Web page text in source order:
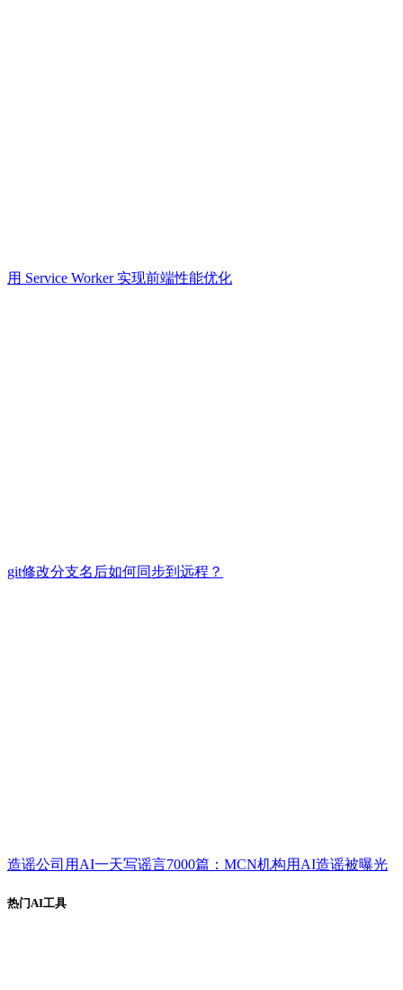
用 Service Worker 实现前端性能优化
git修改分支名后如何同步到远程？
造谣公司用AI一天写谣言7000篇：MCN机构用AI造谣被曝光
热门AI工具